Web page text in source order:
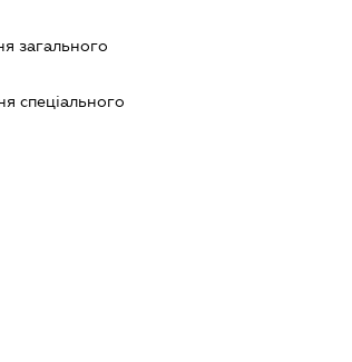
загального
спеціального